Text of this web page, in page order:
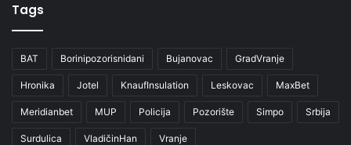
Tags
BAT Borinipozorisnidani Bujanovac GradVranje
Hronika Jotel KnaufInsulation Leskovac MaxBet
Meridianbet MUP Policija Pozorište Simpo Srbija
Surdulica VladičinHan Vranje